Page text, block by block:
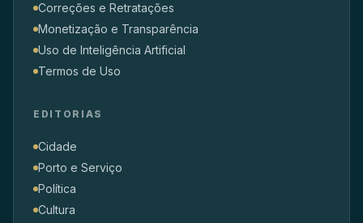
Correções e Retratações
Monetização e Transparência
Uso de Inteligência Artificial
Termos de Uso
EDITORIAS
Cidade
Porto e Serviço
Política
Cultura